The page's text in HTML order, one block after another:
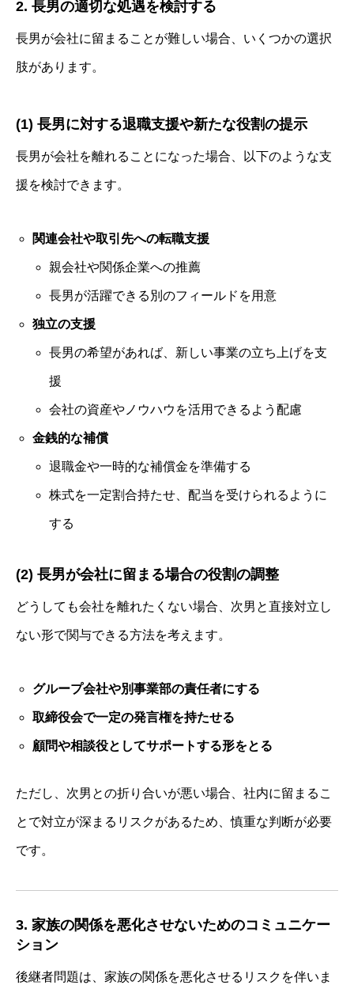
2. 長男の適切な処遇を検討する
長男が会社に留まることが難しい場合、いくつかの選択
肢があります。
(1) 長男に対する退職支援や新たな役割の提示
長男が会社を離れることになった場合、以下のような支
援を検討できます。
関連会社や取引先への転職支援
親会社や関係企業への推薦
長男が活躍できる別のフィールドを用意
独立の支援
長男の希望があれば、新しい事業の立ち上げを支
援
会社の資産やノウハウを活用できるよう配慮
金銭的な補償
退職金や一時的な補償金を準備する
株式を一定割合持たせ、配当を受けられるように
する
(2) 長男が会社に留まる場合の役割の調整
どうしても会社を離れたくない場合、次男と直接対立し
ない形で関与できる方法を考えます。
グループ会社や別事業部の責任者にする
取締役会で一定の発言権を持たせる
顧問や相談役としてサポートする形をとる
ただし、次男との折り合いが悪い場合、社内に留まるこ
とで対立が深まるリスクがあるため、慎重な判断が必要
です。
3. 家族の関係を悪化させないためのコミュニケー
ション
後継者問題は、家族の関係を悪化させるリスクを伴いま